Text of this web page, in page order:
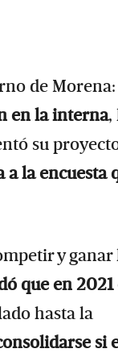
de Morena:
en la interna,
su
la encuesta
y ganar
que en 2021
hasta la
si